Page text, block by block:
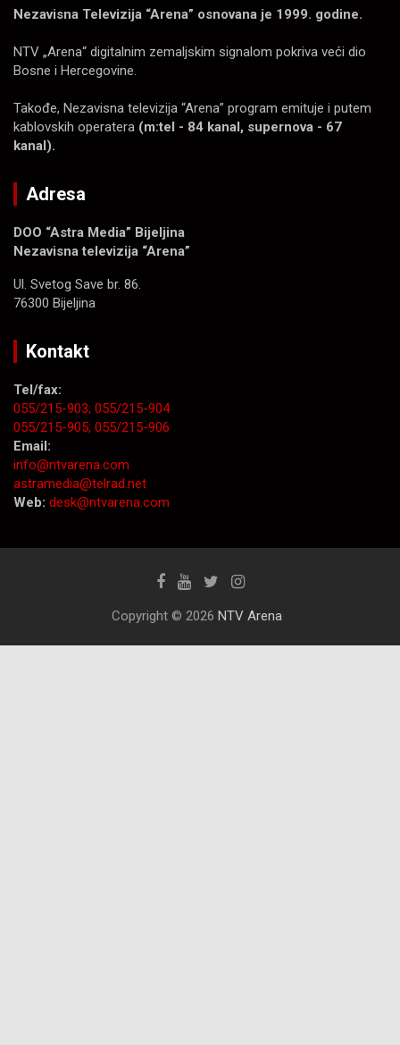
Nezavisna Televizija “Arena” osnovana je 1999. godine.
NTV „Arena“ digitalnim zemaljskim signalom pokriva veći dio
Bosne i Hercegovine.
Takođe, Nezavisna televizija “Arena” program emituje i putem
kablovskih operatera (m:tel - 84 kanal, supernova - 67
kanal).
Adresa
DOO “Astra Media” Bijeljina
Nezavisna televizija “Arena”
Ul. Svetog Save br. 86.
76300 Bijeljina
Kontakt
Tel/fax:
055/215-903; 055/215-904
055/215-905; 055/215-906
Email:
info@ntvarena.com
astramedia@telrad.net
Web: desk@ntvarena.com
Copyright © 2026 NTV Arena